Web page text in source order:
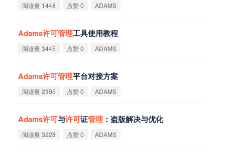
阅读量 1448 点赞 0 ADAMS
Adams许可管理工具使用教程
阅读量 3445 点赞 0 ADAMS
Adams许可管理平台对接方案
阅读量 2395 点赞 0 ADAMS
Adams许可与许可证管理 ：盗版解决与优化
阅读量 3228 点赞 0 ADAMS